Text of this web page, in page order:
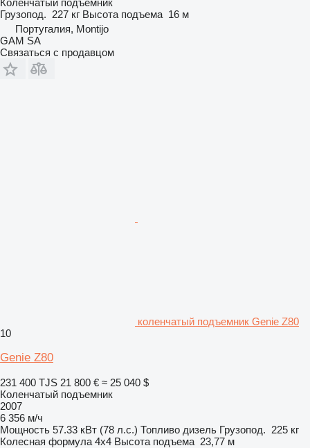
Грузопод. 227 кг Высота подъема 16 м
Португалия, Montijo
GAM SA
Связаться с продавцом
коленчатый подъемник Genie Z80
10
Genie Z80
231 400 TJS 21 800 € ≈ 25 040 $
Коленчатый подъемник
2007
6 356 м/ч
Мощность 57.33 кВт (78 л.с.) Топливо дизель Грузопод. 225 кг
Колесная формула 4x4 Высота подъема 23,77 м